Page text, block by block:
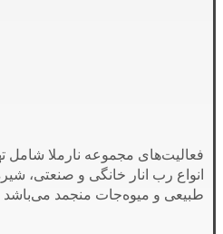
فعالیت‌های مجموعه نارملا شامل
انواع رب انار خانگی و صنعتی،
طبیعی و میوه‌جات منجمد می‌باشد